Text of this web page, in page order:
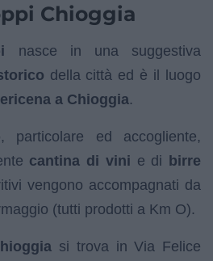
Chioggia
nasce in una suggestiva
della città ed è il luogo
a Chioggia.
particolare ed accogliente,
cantina di vini e di birre
vengono accompagnati da
(tutti prodotti a Km O).
si trova in Via Felice